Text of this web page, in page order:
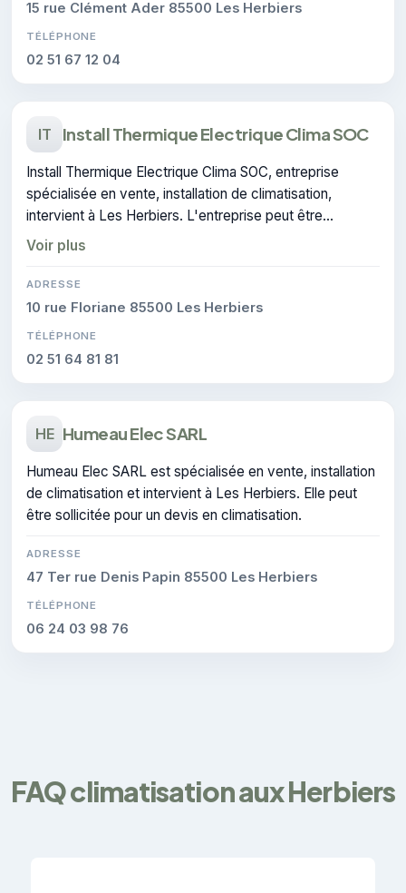
15 rue Clément Ader 85500 Les Herbiers
TÉLÉPHONE
02 51 67 12 04
IT Install Thermique Electrique Clima SOC
Install Thermique Electrique Clima SOC, entreprise
spécialisée en vente, installation de climatisation,
intervient à Les Herbiers. L'entreprise peut être
contactée pour des travaux de climatisation.
Voir plus
ADRESSE
10 rue Floriane 85500 Les Herbiers
TÉLÉPHONE
02 51 64 81 81
HE Humeau Elec SARL
Humeau Elec SARL est spécialisée en vente, installation
de climatisation et intervient à Les Herbiers. Elle peut
être sollicitée pour un devis en climatisation.
ADRESSE
47 Ter rue Denis Papin 85500 Les Herbiers
TÉLÉPHONE
06 24 03 98 76
FAQ climatisation aux Herbiers